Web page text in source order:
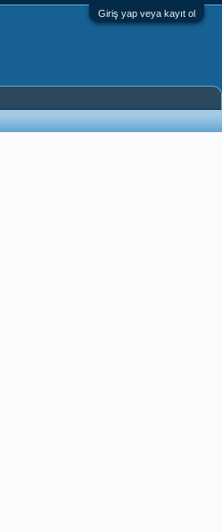
Giriş yap veya kayıt ol